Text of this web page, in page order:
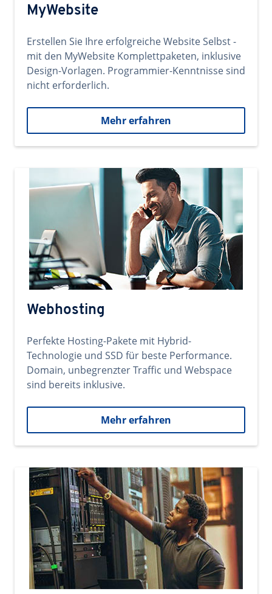
MyWebsite
Erstellen Sie Ihre erfolgreiche Website Selbst -
mit den MyWebsite Komplettpaketen, inklusive
Design-Vorlagen. Programmier-Kenntnisse sind
nicht erforderlich.
Mehr erfahren
Webhosting
Perfekte Hosting-Pakete mit Hybrid-
Technologie und SSD für beste Performance.
Domain, unbegrenzter Traffic und Webspace
sind bereits inklusive.
Mehr erfahren